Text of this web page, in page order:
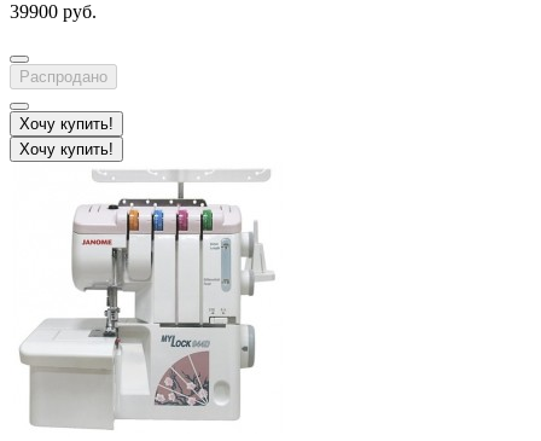
39900 руб.
Распродано
Хочу купить!
Хочу купить!